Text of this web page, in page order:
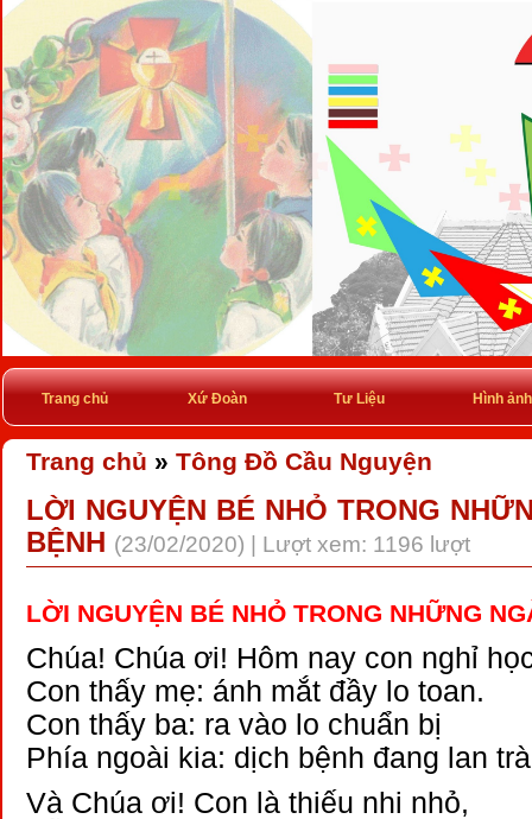
Trang chủ Xứ Đoàn Tư Liệu Hình ảnh
Trang chủ » Tông Đồ Cầu Nguyện
LỜI NGUYỆN BÉ NHỎ TRONG
BỆNH (23/02/2020) | Lượt xem: 1196 lượt
LỜI NGUYỆN BÉ NHỎ TRONG NHỮNG
Chúa! Chúa ơi! Hôm nay con nghỉ
Con thấy mẹ: ánh mắt đầy lo toan.
Con thấy ba: ra vào lo chuẩn bị
Phía ngoài kia: dịch bệnh đang lan
Và Chúa ơi! Con là thiếu nhi nhỏ,